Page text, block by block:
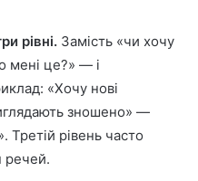
рівні. Замість «чи хочу
мені це?» — і
«Хочу нові
зношено» —
Третій рівень часто
речей.